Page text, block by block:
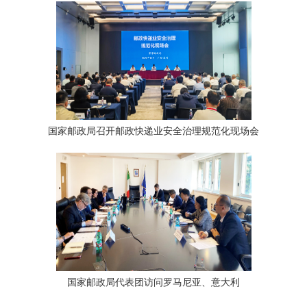
国家邮政局召开邮政快递业安全治理规范化现场会
国家邮政局代表团访问罗马尼亚、意大利